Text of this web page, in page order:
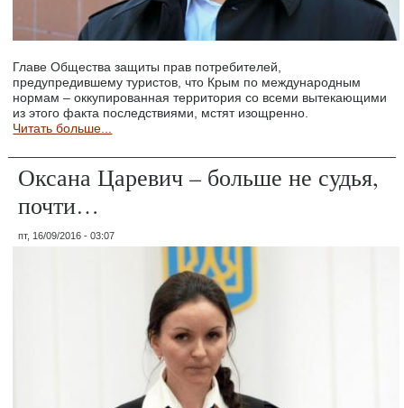
Главе Общества защиты прав потребителей,
предупредившему туристов, что Крым по международным
нормам – оккупированная территория со всеми вытекающими
из этого факта последствиями, мстят изощренно.
Читать больше...
Оксана Царевич – больше не судья,
почти…
пт, 16/09/2016 - 03:07